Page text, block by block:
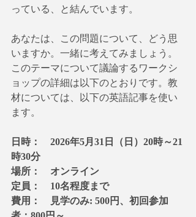
っている、と結んでいます。
あなたは、この問題について、どう思
いますか。一緒に考えてみましょう。
このテーマについて議論するワークシ
ョップの詳細は以下のとおりです。教
材については、以下の英語記事を使い
ます。
日時：　2026年5月31日（日）20時～21
時30分
場所：　オンライン
定員：　10名程度まで
費用：　見学のみ: 500円、初回参加